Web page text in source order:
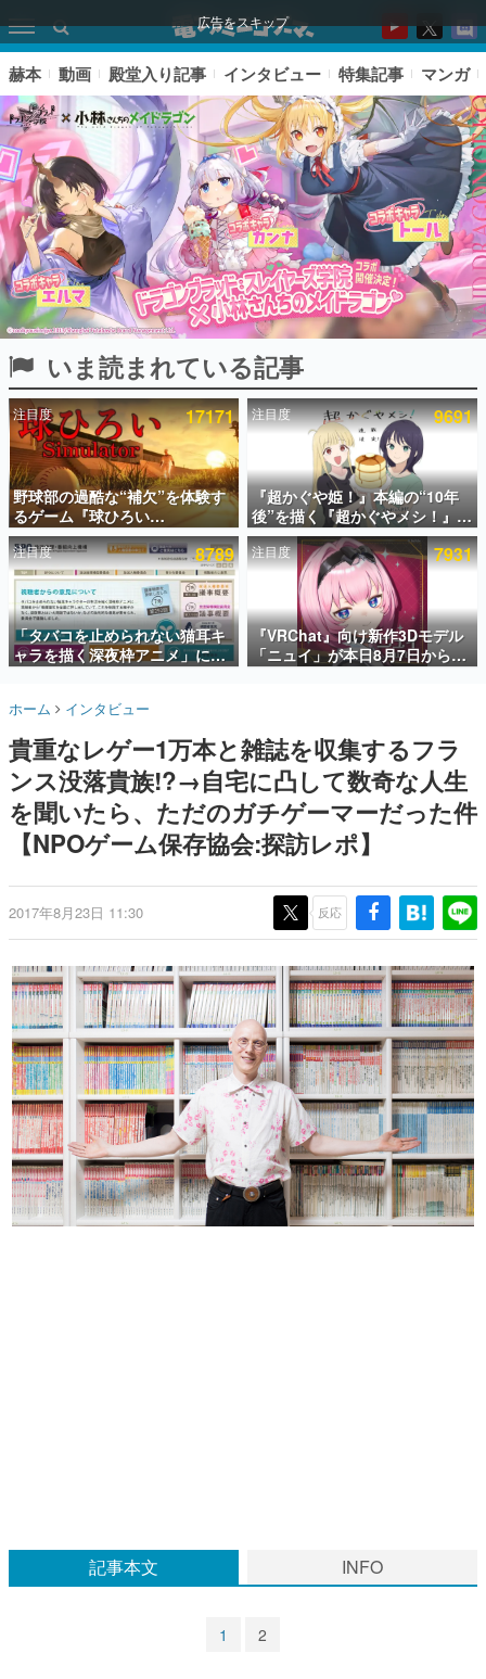
広告をスキップ
ピックアップ
電ファミのいま読まれている記事ランキング
アプリセール情報
インタビュー
連載・特集一覧
殿堂入り記事
SNS拡散数が数千以上！ ページビュー数万以上！ などな
ど。多くの人々に読まれた、電ファミ渾身の“殿堂入り”記
事をまとめました。
名作ゲームクリエイターの方々に製作時のエピソードをお
きます。
赫本
この物語を解いてはいけない。『赫本』は、〈試験問題〉
の形をした短編ホラー小説集です。
これからのデジタルゲーム市場を担う若きクリエイター達
の姿を追い、彼らのルーツと情熱を探っていきます。
ゲームに多大な影響を受けた作家さんに取材し、ゲームが
日本のコンテンツ産業やカルチャーに与えた影響を探る企
画です。
日本モバイルゲーム産業史
日本のモバイルゲーム史における主要なトピック・タイト
ルを網羅するほか、開発者へのインタビューや識者による
解説を掲載。約20年の歴史が一望できる決定版！
若ゲのいたり〜ゲームクリエイターの青春〜
『うつヌケ』『ペンと箸』等で知られるマンガ家・田中圭
一先生によるゲーム業界レポートマンガです。
なんでゲームは面白い？
アプリレビュー
赫本 動画 殿堂入り記事 インタビュー 特集記事 マンガ
いま読まれている記事
注目度 17171
野球部の過酷な“補欠”を体験す
るゲーム『球ひろい
Simulator』が「1件」のウィッ
シュリストをもとにチェコ語に
対応しSNSで話題に。『キング
ダム・カム』開発元やチェコの
プロ野球選手から称賛の声
注目度 9691
『超かぐや姫！』本編の“10年
後”を描く『超かぐやメシ！』
Web連載決定。新たなWebマン
ガレーベル「ビビビコミック」
にて特別話が掲載スタート、あ
のお話には…まだ続きがある！
注目度 8789
「タバコを止められない猫耳キ
ャラを描く深夜枠アニメ」に視
聴者の一部から批判意見。違法
て、BPOが議論を交わす
注目度 7931
『VRChat』向け新作3Dモデル
「ニュイ」が本日8月7日から
BOOTHにて発売。瞳に光る星
ホーム インタビュー
貴重なレゲー1万本と雑誌を収集するフラ
ンス没落貴族!?→自宅に凸して数奇な人生
を聞いたら、ただのガチゲーマーだった件
【NPOゲーム保存協会:探訪レポ】
2017年8月23日 11:30 反応
記事本文 INFO
1 2